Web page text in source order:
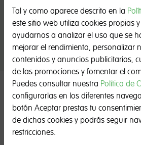
contratación, junto a la tabla
así puedas comparar los tipos de
o sus posibles costes.
¿Puedo conseguir
préstamo seguro
mi situación?
Tal y como aparece descrito en la
este sitio web utiliza cookies propias
ayudarnos a analizar el uso que se
mejorar el rendimiento, personalizar
contenidos y anuncios publicitarios,
de las promociones y fomentar el
Puedes consultar nuestra Política de
configurarlas en los diferentes
botón Aceptar prestas tu
de dichas cookies y podrás seguir
restricciones.